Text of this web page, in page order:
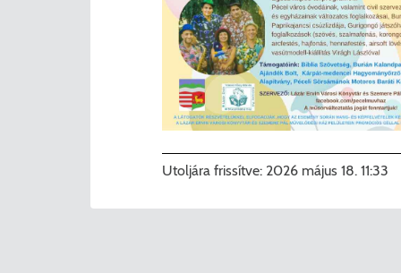
Utoljára frissítve: 2026 május 18. 11:33